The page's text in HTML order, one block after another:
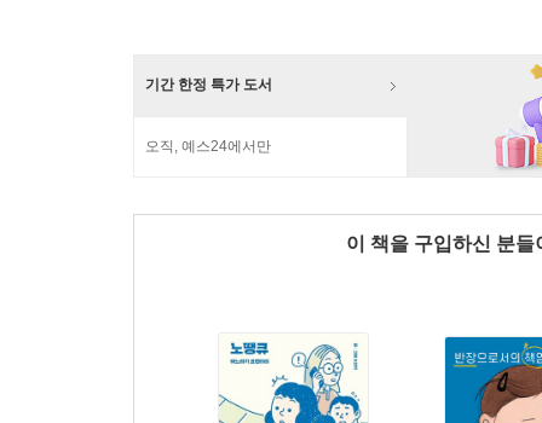
기간 한정 특가 도서
오직, 예스24에서만
이 책을 구입하신 분